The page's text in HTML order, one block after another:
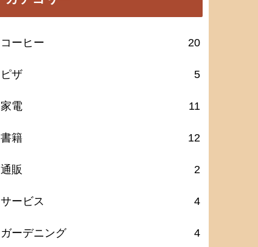
コーヒー 20
ピザ 5
家電 11
書籍 12
通販 2
サービス 4
ガーデニング 4